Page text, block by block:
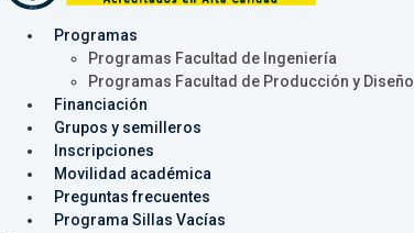
Programas
Programas Facultad de Ingeniería
Programas Facultad de Producción y Diseño
Financiación
Grupos y semilleros
Inscripciones
Movilidad académica
Preguntas frecuentes
Programa Sillas Vacías